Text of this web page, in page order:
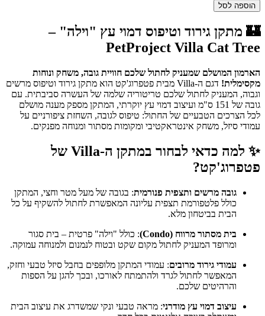
הוספה לסל
🏰 מתקן גירוד וטיפוס דמוי עץ "וילה" –
PetProject Villa Cat Tree
הארמון המושלם שמעניק לחתול שלכם חוויית גובה, משחק ונוחות
מקסימלית!
דגם ה-Villa מבית פטפרוג'קט הוא מתקן גירוד וטיפוס מרשים
וגבוה, המעניק לחתול שלכם טריטוריה שלמה של העשרה סביבתית. עם
גובה של 151 ס"מ ועיצוב דמוי עץ יוקרתי, המתקן מספק מענה מושלם
לכל הצרכים הטבעיים של החתול: טיפוס לגובה, השחזת ציפורניים על
עמודי סיזל, משחק אינטראקטיבי ומקומות מסתור ומנוחה מפנקים.
✨ למה כדאי לבחור במתקן ה-Villa של
פטפרוג'קט?
גובה מרשים ותצפית פנורמית: בגובה של מעל מטר וחצי, המתקן
כולל פלטפורמת תצפית עליונה המאפשרת לחתול להשקיף על כל
הבית בביטחון מלא.
בית מסתור מרווח (Condo)
: כולל "וילה" פרטית – בית סגור
ומרופד המעניק לחתול מקום שקט ובטוח לנמנום ולמנוחה עמוקה.
עמודי גירוד מרובים: עמודי המתקן מלופפים בחבל סיזל טבעי וחזק,
המאפשר לחתול לגרד ולהתמתח לאורכו, ובכך להגן על הספות
והרהיטים שלכם.
עיצוב דמוי עץ מודרני: מראה טבעי ונקי שמשדרג את עיצוב הבית